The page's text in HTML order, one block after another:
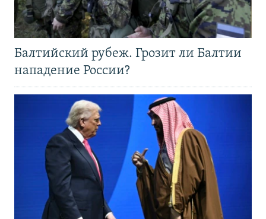
Балтийский рубеж. Грозит ли Балтии
нападение России?